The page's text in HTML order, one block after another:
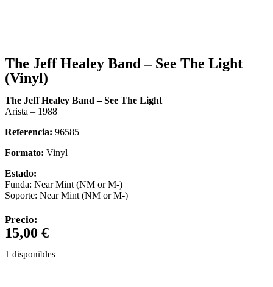
The Jeff Healey Band – See The Light
(Vinyl)
The Jeff Healey Band – See The Light
Arista – 1988
Referencia: 96585
Formato: Vinyl
Estado:
Funda: Near Mint (NM or M-)
Soporte: Near Mint (NM or M-)
Precio:
15,00 €
1 disponibles